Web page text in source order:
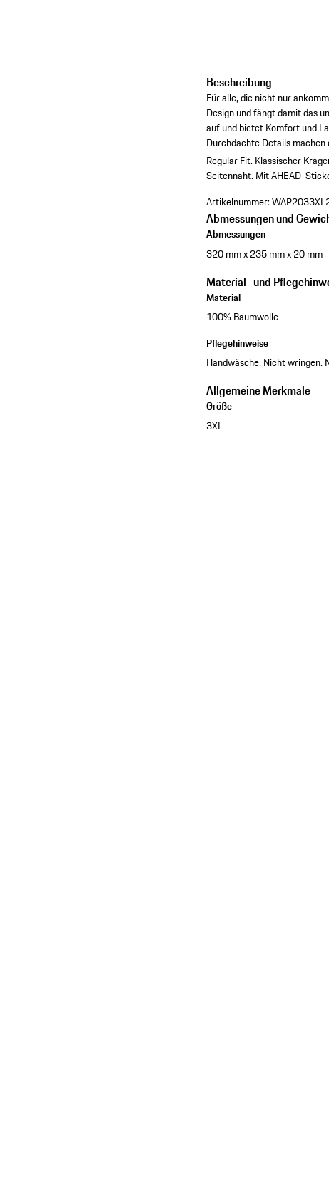
Beschreibung
Für alle, die nicht nur
Design und fängt damit das
auf und bietet Komfort und
Durchdachte Details
Regular Fit.Klassischer
Seitennaht.Mit AHEAD-
Artikelnummer:
Abmessungen und
Abmessungen
320 mm x 235 mm x 20 mm
Material- und
Material
100% Baumwolle
Pflegehinweise
Handwäsche. Nicht wringen.
Allgemeine Merkmale
Größe
3XL